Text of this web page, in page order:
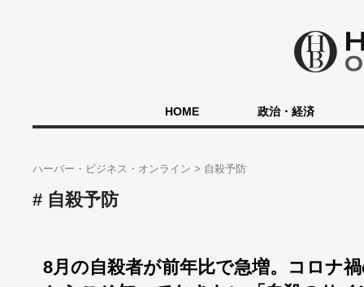
HOME 政治・経済
ハーバー・ビジネス・オンライン 自殺予防
自殺予防
8月の自殺者が前年比で急増。コロナ